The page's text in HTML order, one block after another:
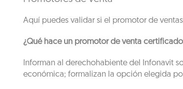
Aquí puedes validar si el promotor de
¿Qué hace un promotor de venta
Informan al derechohabiente del Infonavit
económica; formalizan la opción elegida